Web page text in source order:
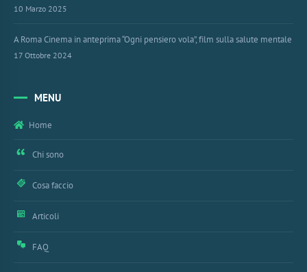
10 Marzo 2025
A Roma Cinema in anteprima “Ogni pensiero vola”, film sulla salute mentale
17 Ottobre 2024
MENU
Home
Chi sono
Cosa faccio
Articoli
FAQ